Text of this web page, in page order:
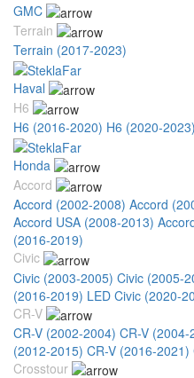
GMC
Terrain
Terrain (2017-2023)
Haval
H6
H6 (2016-2020) H6 (2020-2023)
Honda
Accord
Accord (2002-2008) Accord
Accord USA (2008-2013)
(2016-2019)
Civic
Civic (2003-2005) Civic (2005-
(2016-2019) LED Civic (2020-
CR-V
CR-V (2002-2004) CR-V (2004-
(2012-2015) CR-V (2016-2021)
Crosstour